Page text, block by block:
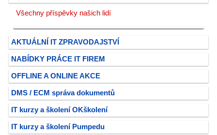
Všechny příspěvky našich lidí
AKTUÁLNÍ IT ZPRAVODAJSTVÍ
NABÍDKY PRÁCE IT FIREM
OFFLINE A ONLINE AKCE
DMS / ECM správa dokumentů
IT kurzy a školení OKškolení
IT kurzy a školení Pumpedu